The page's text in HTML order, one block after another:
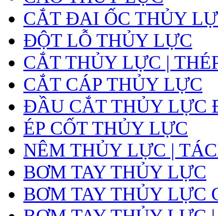
CẮT ĐAI ỐC THỦY
ĐỘT LỖ THỦY LỰC
CẮT THỦY LỰC |
CẮT CÁP THỦY LỰC
ĐẦU CẮT THỦY LỰC
ÉP CỐT THỦY LỰC
NÊM THỦY LỰC |
BƠM TAY THỦY LỰC
BƠM TAY THỦY LỰC